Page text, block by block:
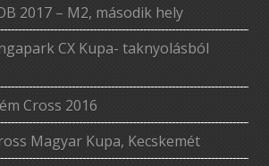
2017 – M2, második hely
CX Kupa- taknyolásból
Cross 2016
Magyar Kupa, Kecskemét